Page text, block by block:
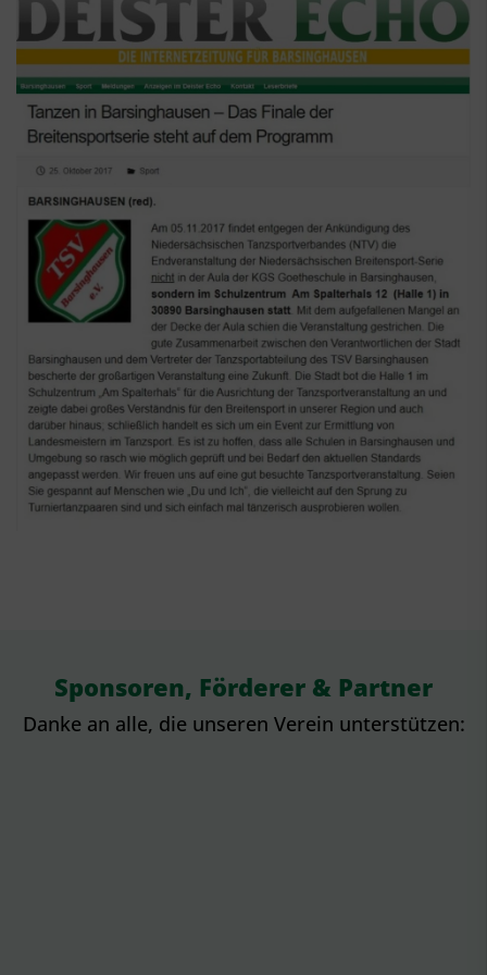
Sponsoren, Förderer & Partner
Danke an alle, die unseren Verein unterstützen: